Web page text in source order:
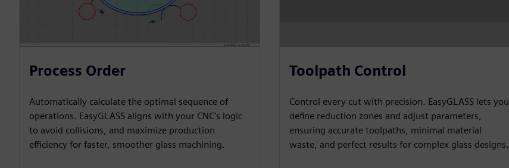
Process Order
Automatically calculate the optimal sequence of
operations. EasyGLASS aligns with your CNC’s logic
to avoid collisions, and maximize production
efficiency for faster, smoother glass machining.
Toolpath Control
Control every cut with precision. EasyGLASS lets you
define reduction zones and adjust parameters,
ensuring accurate toolpaths, minimal material
waste, and perfect results for complex glass designs.